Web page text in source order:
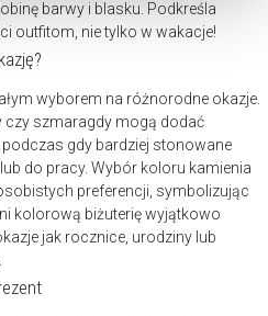
barwy i blasku. Podkreśla
outfitom, nie tylko w wakacje!
wyborem na różnorodne okazje.
czy szmaragdy mogą dodać
gdy bardziej stonowane
do pracy. Wybór koloru kamienia
preferencji, symbolizując
kolorową biżuterię wyjątkowo
jak rocznice, urodziny lub